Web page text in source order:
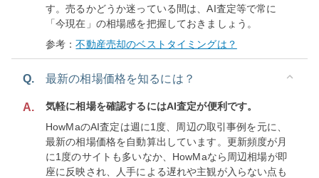
す。売るかどうか迷っている間は、AI査定等で常に
「今現在」の相場感を把握しておきましょう。
参考：不動産売却のベストタイミングは？
Q. 最新の相場価格を知るには？
A.
気軽に相場を確認するにはAI査定が便利です。
HowMaのAI査定は週に1度、周辺の取引事例を元に、
最新の相場価格を自動算出しています。更新頻度が月
に1度のサイトも多いなか、HowMaなら周辺相場が即
座に反映され、人手による遅れや主観が入らない点も